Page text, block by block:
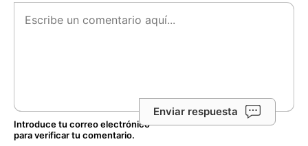
Enviar respuesta
Introduce tu correo electrónico
para verificar tu comentario.